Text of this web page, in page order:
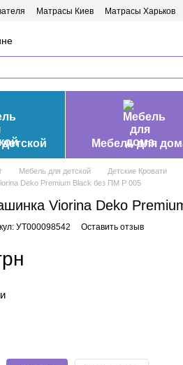
Матрасы Киев Матрасы Харьков
Мебель для
Мебель для детской Детские Кровати
Deko Premium Black без ПМ P 005
Viorina Deko
УТ000098542 Оставить отзыв